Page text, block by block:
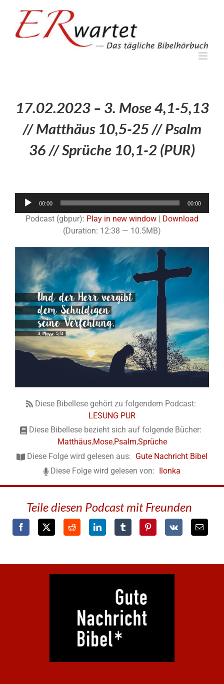
springen
17.02.2023 – 3. Mose 4,1-5,13
// Matthäus 10,5-25 // Psalm
36 // Sprüche 10,1-2 (PUR)
Audio-
00:00 00:00
Podcast (gbpur): Play in new window
Download
(Duration: 12:38 — 10.5MB)
Diese Bibellese gehört zu folgendem Podcast:
LESUNG PUR
Diese Bibellese bezieht sich auf folgende Bücher:
Matthäus,Mose,Psalm,Sprüche
Diese Folge wird gelesen aus: Gute Nachricht Bibel
Diese Folge wird gelesen von: Ilonka
Teile diesen Podcast mit Freunden